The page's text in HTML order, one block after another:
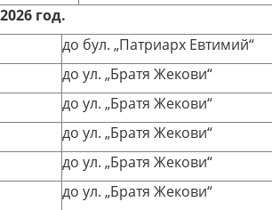
год.
до бул. „Патриарх Евтимий“
до ул. „Братя Жекови“
до ул. „Братя Жекови“
до ул. „Братя Жекови“
до ул. „Братя Жекови“
до ул. „Братя Жекови“